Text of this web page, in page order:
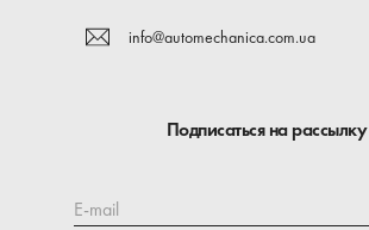
info@automechanica.com.ua
Подписаться на рассылку
E-mail